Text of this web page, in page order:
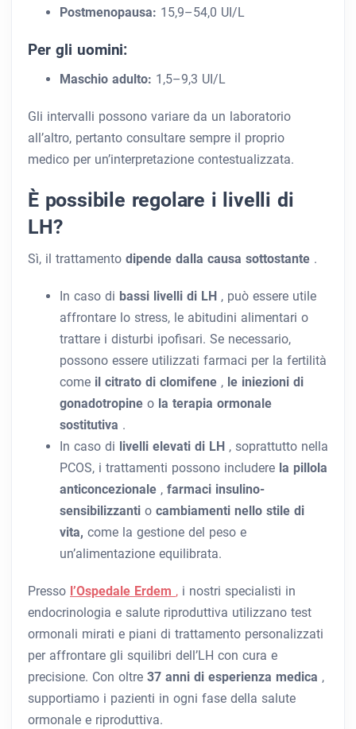
Postmenopausa: 15,9–54,0 UI/L
Per gli uomini:
Maschio adulto: 1,5–9,3 UI/L
Gli intervalli possono variare da un laboratorio
all’altro, pertanto consultare sempre il proprio
medico per un’interpretazione contestualizzata.
È possibile regolare i livelli di
LH?
Sì, il trattamento dipende dalla causa sottostante .
In caso di bassi livelli di LH , può essere utile
affrontare lo stress, le abitudini alimentari o
trattare i disturbi ipofisari. Se necessario,
possono essere utilizzati farmaci per la fertilità
come il citrato di clomifene , le iniezioni di
gonadotropine o la terapia ormonale
sostitutiva .
In caso di livelli elevati di LH , soprattutto nella
PCOS, i trattamenti possono includere la pillola
anticoncezionale , farmaci insulino-
sensibilizzanti o cambiamenti nello stile di
vita, come la gestione del peso e
un’alimentazione equilibrata.
Presso l’Ospedale Erdem , i nostri specialisti in
endocrinologia e salute riproduttiva utilizzano test
ormonali mirati e piani di trattamento personalizzati
per affrontare gli squilibri dell’LH con cura e
precisione. Con oltre 37 anni di esperienza medica ,
supportiamo i pazienti in ogni fase della salute
ormonale e riproduttiva.